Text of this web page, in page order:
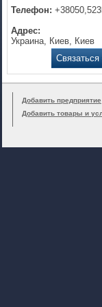
Телефон:
Адрес:
Украина, Киев, Киев
Добавить предприятие
Добавить товары и